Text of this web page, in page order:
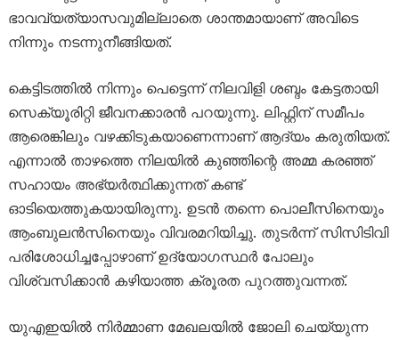
ഭാവവ്യത്യാസവുമില്ലാതെ ശാന്തമായാണ് അവിടെ
നിന്നും നടന്നുനീങ്ങിയത്.
കെട്ടിടത്തിൽ നിന്നും പെട്ടെന്ന് നിലവിളി ശബ്ദം കേട്ടതായി
സെക്യൂരിറ്റി ജീവനക്കാരൻ പറയുന്നു. ലിഫ്റ്റിന് സമീപം
ആരെങ്കിലും വഴക്കിടുകയാണെന്നാണ് ആദ്യം കരുതിയത്.
എന്നാൽ താഴത്തെ നിലയിൽ കുഞ്ഞിന്റെ അമ്മ കരഞ്ഞ്
സഹായം അഭ്യർത്ഥിക്കുന്നത് കണ്ട്
ഓടിയെത്തുകയായിരുന്നു. ഉടൻ തന്നെ പൊലീസിനെയും
ആംബുലൻസിനെയും വിവരമറിയിച്ചു. തുടർന്ന് സിസിടിവി
പരിശോധിച്ചപ്പോഴാണ് ഉദ്യോഗസ്ഥർ പോലും
വിശ്വസിക്കാൻ കഴിയാത്ത ക്രൂരത പുറത്തുവന്നത്.
യുഎഇയിൽ നിർമ്മാണ മേഖലയിൽ ജോലി ചെയ്യുന്ന